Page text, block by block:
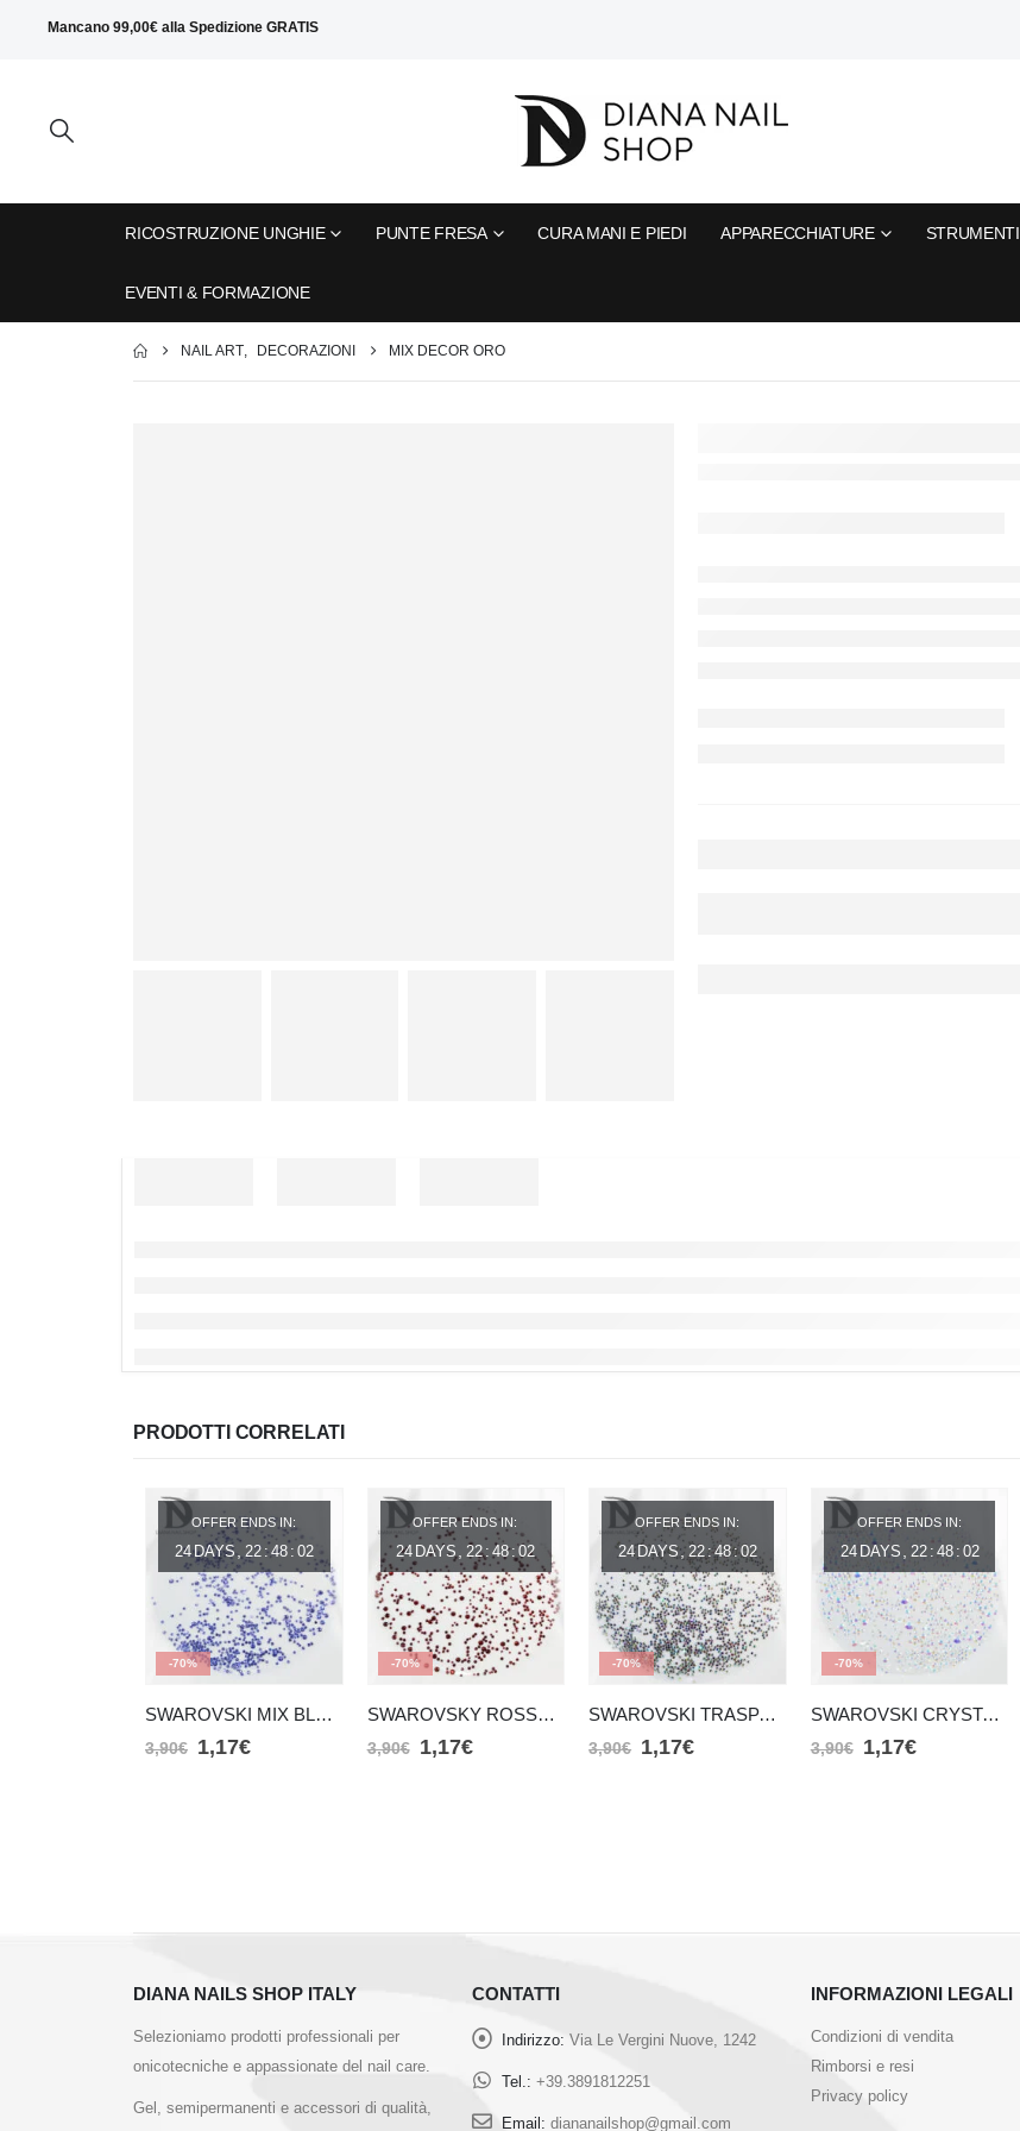
Mancano99,00€ allaSpedizione GRATIS
RICOSTRUZIONE UNGHIE PUNTE FRESA CURA MANI E PIEDI APPARECCHIATURE STRUMENTI
EVENTI & FORMAZIONE
NAIL ART DECORAZIONI MIX DECOR ORO
PRODOTTI CORRELATI
-70%
OFFER ENDS IN:
24DAYS 22 :48 : 02
SWAROVSKI MIX BLU (SMS7)
3,90€ 1,17€
-70%
OFFER ENDS IN:
24 DAYS 22: 48: 02
SWAROVSKY ROSSO SMR7
3,90€ 1,17€
-70%
OFFER ENDS IN:
24 DAYS 22:48:02
SWAROVSKI TRASPARENTI SS5C14
3,90€ 1,17€
-70%
OFFER ENDS IN:
24 DAYS 22 : 48 : 02
SWAROVSKI CRYSTAL MIX
3,90€ 1,17€
DIANA NAILS SHOP ITALY
Selezioniamo prodotti professionali per
onicotecniche e appassionate del nail care.
Gel, semipermanenti e accessori di qualità,
CONTATTI
Indirizzo: Via Le Vergini Nuove, 1242
Tel.: +39.3891812251
Email: diananailshop@gmail.com
INFORMAZIONI LEGALI
Condizioni di vendita
Rimborsi e resi
Privacy policy